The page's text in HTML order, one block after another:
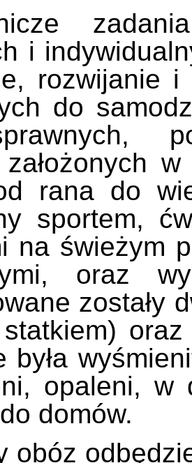
i
rozwijanie i
do
rana do
sportem,
na świeżym
oraz
zostały
była
opaleni, w
domów.
obóz